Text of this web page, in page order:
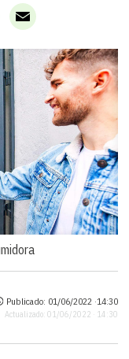
Email
Publicado: 01/06/2022 ·14:30
Actualizado: 01/06/2022 · 14:30